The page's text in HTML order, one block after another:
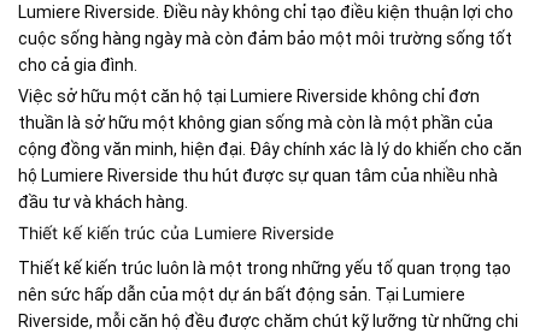
Lumiere Riverside. Điều này không chỉ tạo điều kiện thuận lợi cho
cuộc sống hàng ngày mà còn đảm bảo một môi trường sống tốt
cho cả gia đình.
Việc sở hữu một căn hộ tại Lumiere Riverside không chỉ đơn
thuần là sở hữu một không gian sống mà còn là một phần của
cộng đồng văn minh, hiện đại. Đây chính xác là lý do khiến cho căn
hộ Lumiere Riverside thu hút được sự quan tâm của nhiều nhà
đầu tư và khách hàng.
Thiết kế kiến trúc của Lumiere Riverside
Thiết kế kiến trúc luôn là một trong những yếu tố quan trọng tạo
nên sức hấp dẫn của một dự án bất động sản. Tại Lumiere
Riverside, mỗi căn hộ đều được chăm chút kỹ lưỡng từ những chi